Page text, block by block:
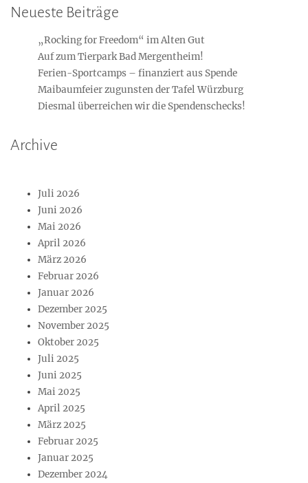
Neueste Beiträge
„Rocking for Freedom“ im Alten Gut
Auf zum Tierpark Bad Mergentheim!
Ferien-Sportcamps – finanziert aus Spende
Maibaumfeier zugunsten der Tafel Würzburg
Diesmal überreichen wir die Spendenschecks!
Archive
Juli 2026
Juni 2026
Mai 2026
April 2026
März 2026
Februar 2026
Januar 2026
Dezember 2025
November 2025
Oktober 2025
Juli 2025
Juni 2025
Mai 2025
April 2025
März 2025
Februar 2025
Januar 2025
Dezember 2024